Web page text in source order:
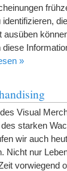
ausüben
diese
»
Visual
starken
wir auch
Nicht nur
vorwiegend